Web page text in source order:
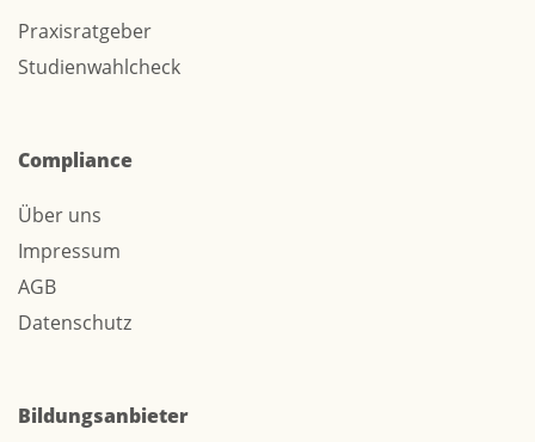
Praxisratgeber
Studienwahlcheck
Compliance
Über uns
Impressum
AGB
Datenschutz
Bildungsanbieter